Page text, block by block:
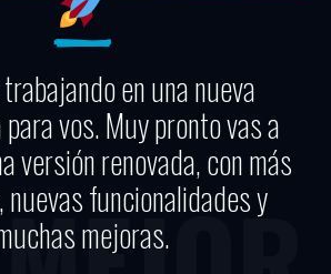
en una nueva
vos. Muy pronto vas a
versión renovada, con más
funcionalidades y
mejoras.